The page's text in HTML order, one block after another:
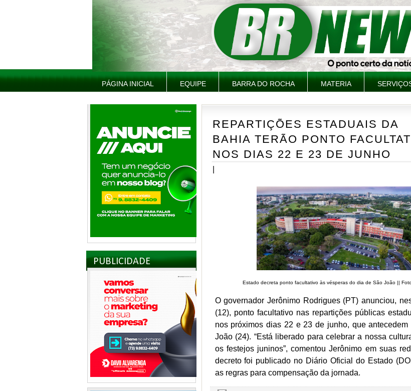
PÁGINA INICIAL EQUIPE BARRA DO ROCHA MATERIA
PUBLICIDADE
REPARTIÇÕES ESTADUAIS DA
BAHIA TERÃO PONTO
NOS DIAS 22 E 23 DE JUNHO
Estado decreta ponto facultativo às vésperas do dia de São João ||
O governador Jerônimo Rodrigues (PT) anunciou,
(12), ponto facultativo nas repartições públicas
nos próximos dias 22 e 23 de junho, que
João (24). “Está liberado para celebrar a nossa
os festejos juninos”, comentou Jerônimo em suas
decreto foi publicado no Diário Oficial do Estado
as regras para compensação da jornada.